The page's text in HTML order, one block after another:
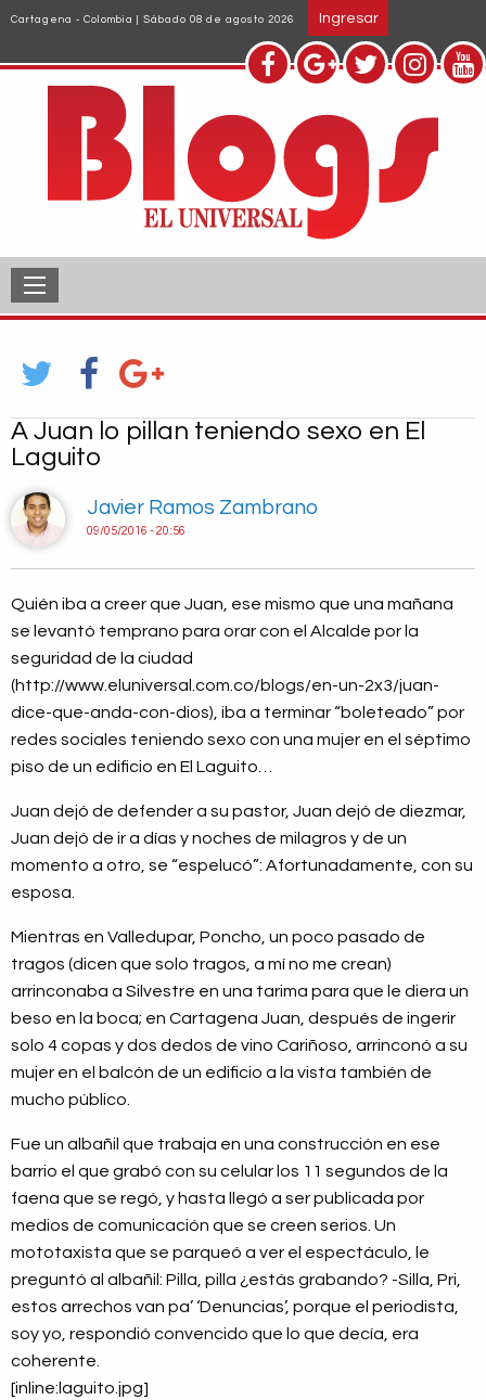
Pasar
contenido
principal
Cartagena - Colombia | Sábado 08 de agosto 2026 Ingresar
A Juan lo pillan teniendo sexo en El
Laguito
Javier Ramos Zambrano
09/05/2016 - 20:56
Quién iba a creer que Juan, ese mismo que una mañana
se levantó temprano para orar con el Alcalde por la
seguridad de la ciudad
(http://www.eluniversal.com.co/blogs/en-un-2x3/juan-
dice-que-anda-con-dios), iba a terminar “boleteado” por
redes sociales teniendo sexo con una mujer en el séptimo
piso de un edificio en El Laguito…
Juan dejó de defender a su pastor, Juan dejó de diezmar,
Juan dejó de ir a días y noches de milagros y de un
momento a otro, se “espelucó”: Afortunadamente, con su
esposa.
Mientras en Valledupar, Poncho, un poco pasado de
tragos (dicen que solo tragos, a mí no me crean)
arrinconaba a Silvestre en una tarima para que le diera un
beso en la boca; en Cartagena Juan, después de ingerir
solo 4 copas y dos dedos de vino Cariñoso, arrinconó a su
mujer en el balcón de un edificio a la vista también de
mucho público.
Fue un albañil que trabaja en una construcción en ese
barrio el que grabó con su celular los 11 segundos de la
faena que se regó, y hasta llegó a ser publicada por
medios de comunicación que se creen serios. Un
mototaxista que se parqueó a ver el espectáculo, le
preguntó al albañil: Pilla, pilla ¿estás grabando? -Silla, Pri,
estos arrechos van pa’ ‘Denuncias’, porque el periodista,
soy yo, respondió convencido que lo que decía, era
coherente.
[inline:laguito.jpg]